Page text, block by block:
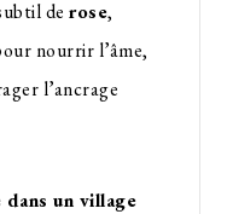
derose,
nourrir l’âme,
l’ancrage
dans un village